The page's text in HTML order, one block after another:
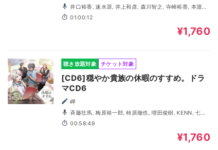
井口裕香, 速水奨, 井上和彦, 森川智之, 寺崎裕香, 本渡楓,
山下誠一郎, 内田雄馬, 梅原裕一郎, 諸星すみれ, 石見舞菜香,
宮沢きよこ, 遠藤広之
01:00:12
¥1,760
聴き放題対象 チケット対象
[CD6]穏やか貴族の休暇のすすめ。ドラ
マCD6
岬
ひろき, 坂泰斗, 土岐隼一, 阿部敦, 市川太一
00:58:49
¥1,760